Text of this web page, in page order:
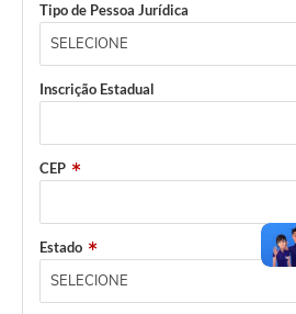
Horários de Ônibus - Jundiá
Inscrições para o Castramóvel
Notícias
Postos de Atendimento ao Trabalhador (PAT)
Tipo de Pessoa Jurídica
Inscrição Estadual
CEP
Estado